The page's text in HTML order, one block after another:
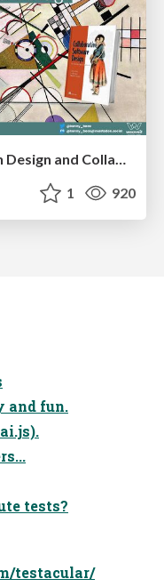
Introduction to Domain-Driven Design and Collaborative software design
1 920
and fun.
tests?
testacular/